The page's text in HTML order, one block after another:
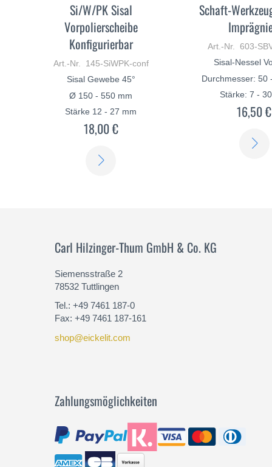
Si/W/PK Sisal
Vorpolierscheibe
Konfigurierbar
Art.-Nr. 145-SiWPK-conf
Sisal Gewebe 45°
Ø 150 - 550 mm
Stärke 12 - 27 mm
18,00 €
Schaft-
Art.-Nr. 603-
Sisal-Nessel
Durchmesser: 50
Stärke: 7 -
16,50 €
Carl Hilzinger-Thum GmbH & Co. KG
Siemensstraße 2
78532 Tuttlingen
Tel.: +49 7461 187-0
Fax: +49 7461 187-161
shop@eickelit.com
Zahlungsmöglichkeiten